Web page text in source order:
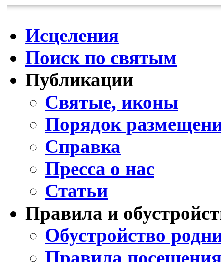
Исцеления
Поиск по святым
Публикации
Святые, иконы
Порядок
Справка
Пресса о нас
Статьи
Правила и
Обустройство
Правила